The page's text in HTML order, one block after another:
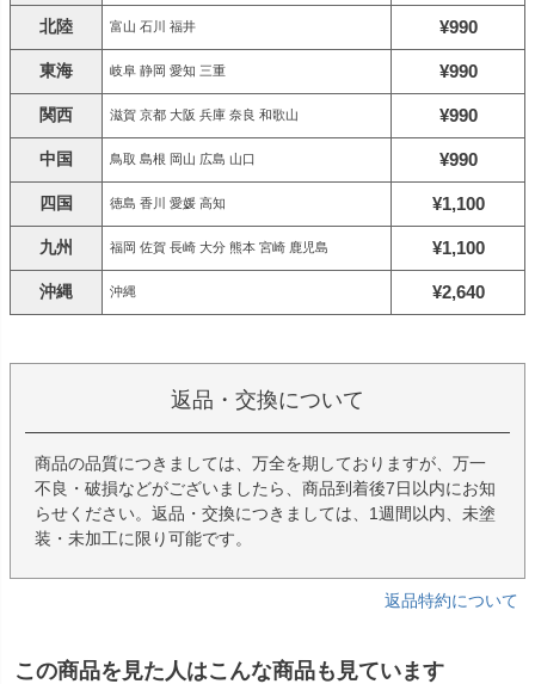
北陸 富山 石川 福井 ¥990
東海 岐阜 静岡 愛知 三重 ¥990
関西 滋賀 京都 大阪 兵庫 奈良 和歌山 ¥990
中国 鳥取 島根 岡山 広島 山口 ¥990
四国 徳島 香川 愛媛 高知 ¥1,100
九州 福岡 佐賀 長崎 大分 熊本 宮崎 鹿児島 ¥1,100
沖縄 沖縄 ¥2,640
返品・交換について
商品の品質につきましては、万全を期しておりますが、万一
不良・破損などがございましたら、商品到着後7日以内にお知
らせください。返品・交換につきましては、1週間以内、未塗
装・未加工に限り可能です。
返品特約について
この商品を見た人はこんな商品も見ています